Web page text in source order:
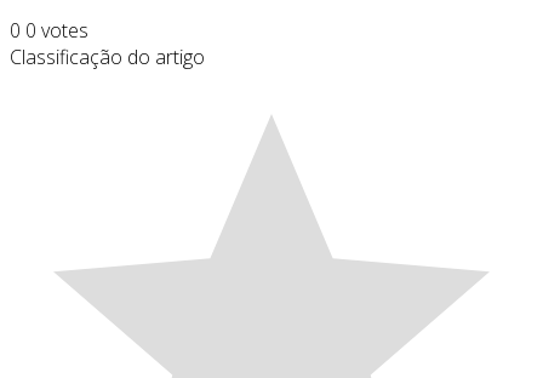
0 0 votes
Classificação do artigo